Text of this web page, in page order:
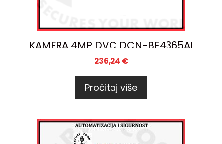
KAMERA 4MP DVC DCN-BF4365AI
236,24 €
Pročitaj više